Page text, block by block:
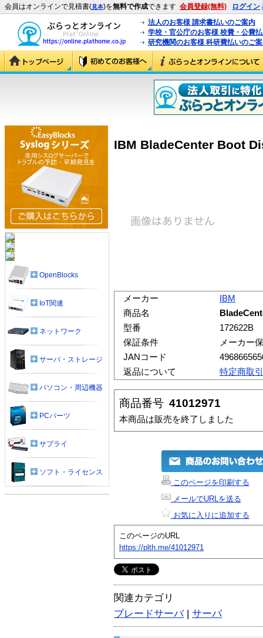
会員はオンラインで見積書(見本)を無料で作成できます 会員登録(無料) ログイン
法人のお客様 請求書払いのご案内
学校・官公庁のお客様 校費・公費
研究機関のお客様 科研費払いのご
IBM BladeCenter Boot
メーカー
IBM
商品名
型番
172622B
保証条件
メーカー
JANコード
返品について
特定商取
商品番号 41012971
本商品は販売を終了しました
このページを印刷する
メールでURLを送る
お気に入りに追加する
このページのURL
https://plth.me/41012971
関連カテゴリ
ブレードサーバ| サーバ
OpenBlocks
IoT関連
ネットワーク
サーバ・ストレージ
パソコン・周辺機器
PCパーツ
サプライ
ソフト・ライセンス